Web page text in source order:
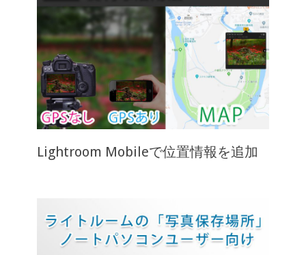
Lightroom Mobileで位置情報を追加